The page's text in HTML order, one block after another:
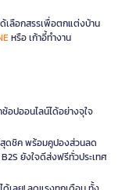
ลือกสรรเพื่อตกแต่งบ้าน
หรือ เก้าอี้ทำงาน
อปออนไลน์ได้อย่างจุใจ
สุดชิค พร้อมคูปองส่วนลด
ยังใจดีส่งฟรีทั่วประเทศ